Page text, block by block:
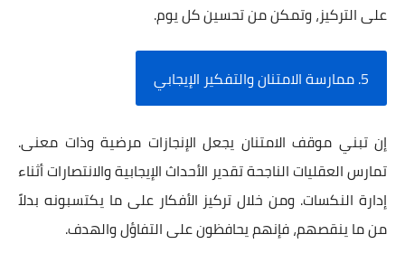
على التركيز، وتمكن من تحسين كل يوم.
5. ممارسة الامتنان والتفكير الإيجابي
إن تبني موقف الامتنان يجعل الإنجازات مرضية وذات معنى.
تمارس العقليات الناجحة تقدير الأحداث الإيجابية والانتصارات أثناء
إدارة النكسات. ومن خلال تركيز الأفكار على ما يكتسبونه بدلاً
من ما ينقصهم، فإنهم يحافظون على التفاؤل والهدف.